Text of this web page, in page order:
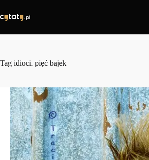
treści
Tag idioci. pięć bajek